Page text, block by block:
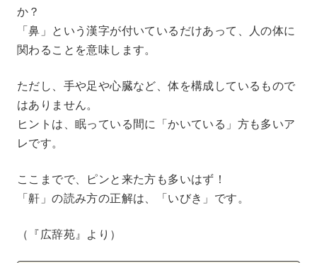
か？
「鼻」という漢字が付いているだけあって、人の体に
関わることを意味します。
ただし、手や足や心臓など、体を構成しているもので
はありません。
ヒントは、眠っている間に「かいている」方も多いア
レです。
ここまでで、ピンと来た方も多いはず！
「鼾」の読み方の正解は、「いびき」です。
（『広辞苑』より）